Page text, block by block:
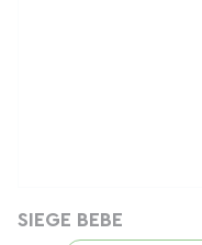
SIEGE BEBE